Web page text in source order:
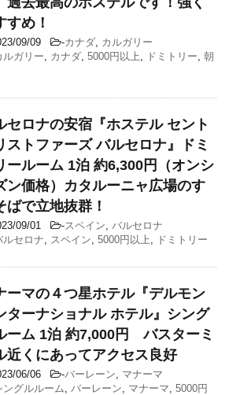
すめ！
09/09 -カナダ
カルガリー
ルガリー
カナダ 5000円以上 ドミトリー 朝
セロナの安宿『ホステル セント
ストファーズ バルセロナ』ドミ
ールーム 1泊 約6,300円（オンシ
ン価格）カタルーニャ広場のす
ばで立地抜群！
09/01 -スペイン
バルセロナ
ルセロナ
スペイン 5000円以上 ドミトリー
ーマの４つ星ホテル『デルモン
ターナショナル ホテル』シング
ーム 1泊 約7,000円 バスターミ
近くにあってアクセス良好
06/06 -バーレーン
マナーマ
ングルルーム
バーレーン マナーマ 5000円